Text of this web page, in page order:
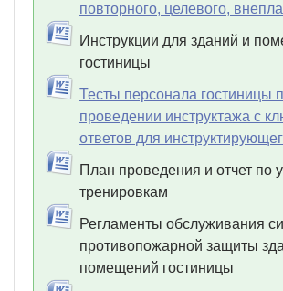
повторного, целевого,
Инструкции для зданий и
гостиницы
Тесты персонала гостиницы
проведении инструктажа с
ответов для
План проведения и отчет по
тренировкам
Регламенты обслуживания
противопожарной защиты
помещений гостиницы